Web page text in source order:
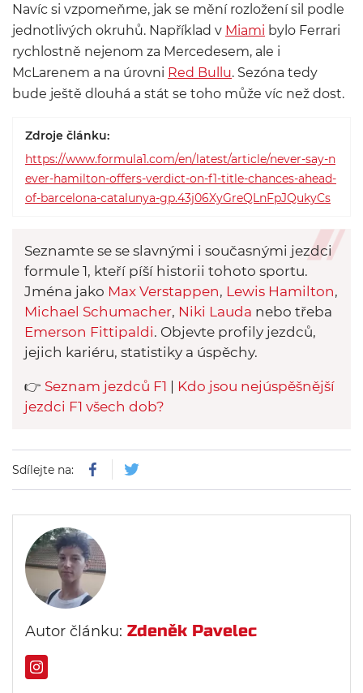
Navíc si vzpomeňme, jak se mění rozložení sil podle
jednotlivých okruhů. Například v Miami bylo Ferrari
rychlostně nejenom za Mercedesem, ale i
McLarenem a na úrovni Red Bullu. Sezóna tedy
bude ještě dlouhá a stát se toho může víc než dost.
Zdroje článku:
https://www.formula1.com/en/latest/article/never-say-n
ever-hamilton-offers-verdict-on-f1-title-chances-ahead-
of-barcelona-catalunya-gp.43j06XyGreQLnFpJQukyCs
Seznamte se se slavnými i současnými jezdci
formule 1, kteří píší historii tohoto sportu.
Jména jako Max Verstappen, Lewis Hamilton,
Michael Schumacher, Niki Lauda nebo třeba
Emerson Fittipaldi. Objevte profily jezdců,
jejich kariéru, statistiky a úspěchy.
👉 Seznam jezdců F1
Kdo jsou nejúspěšnější
jezdci F1 všech dob?
Sdílejte na:
Autor článku: Zdeněk Pavelec